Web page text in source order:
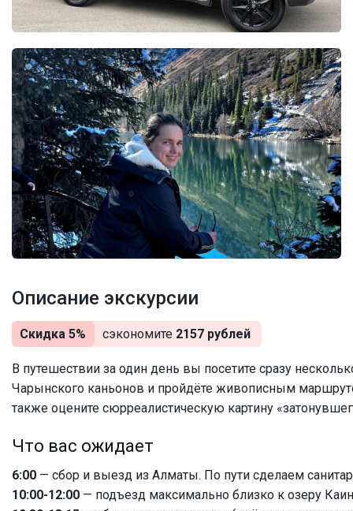
Описание экскурсии
Скидка 5% сэкономите 2157 рублей
В путешествии за один день вы посетите сразу
Чарынского каньонов и пройдёте живописным
также оцените сюрреалистическую картину
Что вас ожидает
6:00 — сбор и выезд из Алматы. По пути сделаем
10:00-12:00 — подъезд максимально близко к озеру